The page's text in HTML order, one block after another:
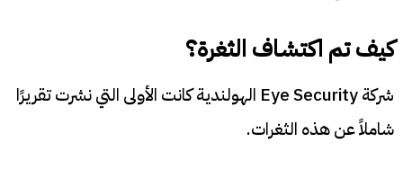
كيف تم اكتشاف الثغرة؟
شركة Eye Security الهولندية كانت الأولى التي نشرت تقريرًا
شاملاً عن هذه الثغرات.